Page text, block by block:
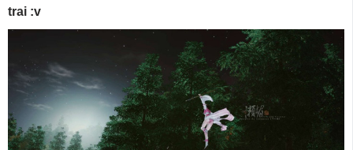
trai :v